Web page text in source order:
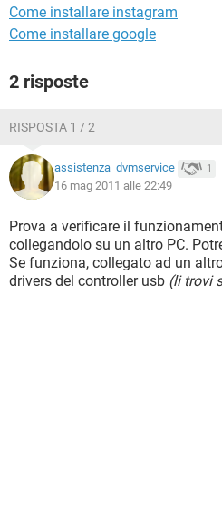
Come installare instagram
Come installare google
2 risposte
RISPOSTA 1 / 2
assistenza_dvmservice 1
16 mag 2011 alle 22:49
Prova a verificare il
collegandolo su un altro PC.
Se funziona, collegato ad un
drivers del controller usb (li trovi